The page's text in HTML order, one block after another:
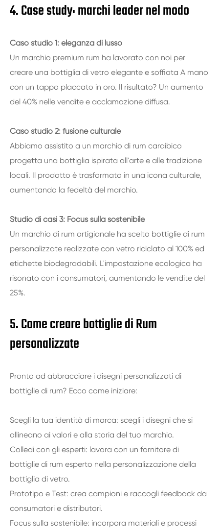
4. Case study: marchi leader nel modo
Caso studio 1: eleganza di lusso
Un marchio premium rum ha lavorato con noi per
creare una bottiglia di vetro elegante e soffiata A mano
con un tappo placcato in oro. Il risultato? Un aumento
del 40% nelle vendite e acclamazione diffusa.
Caso studio 2: fusione culturale
Abbiamo assistito a un marchio di rum caraibico
progetta una bottiglia ispirata all'arte e alle tradizione
locali. Il prodotto è trasformato in una icona culturale,
aumentando la fedeltà del marchio.
Studio di casi 3: Focus sulla sostenibile
Un marchio di rum artigianale ha scelto bottiglie di rum
personalizzate realizzate con vetro riciclato al 100% ed
etichette biodegradabili. L'impostazione ecologica ha
risonato con i consumatori, aumentando le vendite del
25%.
5. Come creare bottiglie di Rum
personalizzate
Pronto ad abbracciare i disegni personalizzati di
bottiglie di rum? Ecco come iniziare:
Scegli la tua identità di marca: scegli i disegni che si
allineano ai valori e alla storia del tuo marchio.
Colledi con gli esperti: lavora con un fornitore di
bottiglie di rum esperto nella personalizzazione della
bottiglia di vetro.
Prototipo e Test: crea campioni e raccogli feedback da
consumatori e distributori.
Focus sulla sostenibile: incorpora materiali e processi